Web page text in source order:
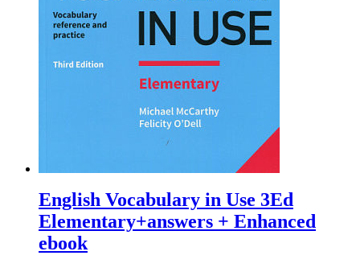
English Vocabulary in Use 3Ed
Elementary+answers + Enhanced
ebook